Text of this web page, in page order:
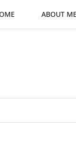
ABOUT ME